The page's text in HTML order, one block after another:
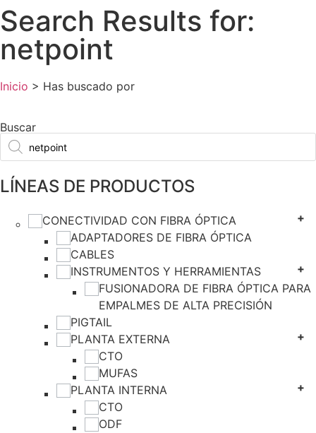
Search Results for:
netpoint
Inicio > Has buscado por
Buscar
LÍNEAS DE PRODUCTOS
CONECTIVIDAD CON FIBRA ÓPTICA
ADAPTADORES DE FIBRA ÓPTICA
CABLES
INSTRUMENTOS Y HERRAMIENTAS
FUSIONADORA DE FIBRA ÓPTICA PARA
EMPALMES DE ALTA PRECISIÓN
PIGTAIL
PLANTA EXTERNA
CTO
MUFAS
PLANTA INTERNA
CTO
ODF